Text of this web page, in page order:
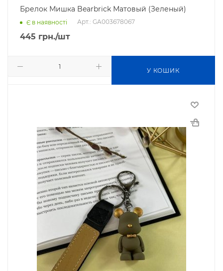
Брелок Мишка Bearbrick Матовый (Зеленый)
Є в наявності Арт.: GA003678067
445 грн./шт
У КОШИК